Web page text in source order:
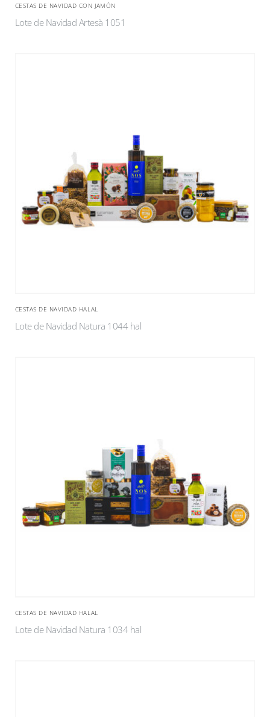
CESTAS DE NAVIDAD CON JAMÓN
Lote de Navidad Artesà 1051
CESTAS DE NAVIDAD HALAL
Lote de Navidad Natura 1044 hal
CESTAS DE NAVIDAD HALAL
Lote de Navidad Natura 1034 hal